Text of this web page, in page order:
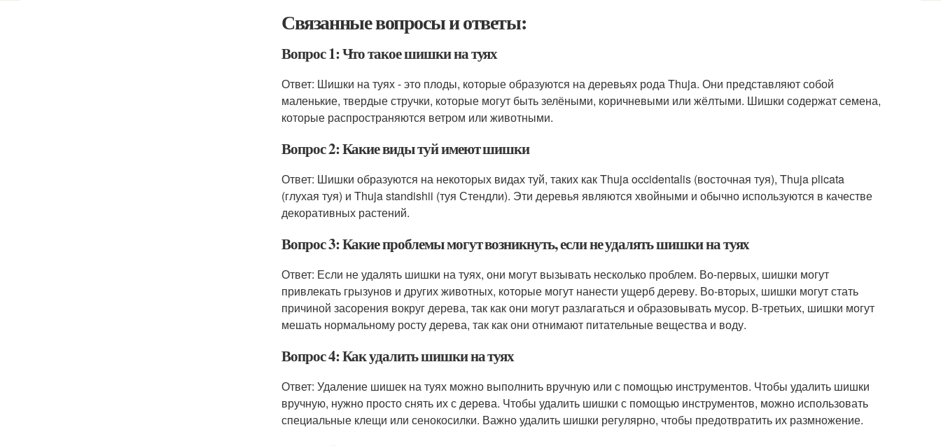
Связанные вопросы и ответы:
Вопрос 1: Что такое шишки на туях
Ответ: Шишки на туях - это плоды, которые образуются на деревьях рода Thuja. Они представляют собой
маленькие, твердые стручки, которые могут быть зелёными, коричневыми или жёлтыми. Шишки содержат семена,
которые распространяются ветром или животными.
Вопрос 2: Какие виды туй имеют шишки
Ответ: Шишки образуются на некоторых видах туй, таких как Thuja occidentalis (восточная туя), Thuja plicata
(глухая туя) и Thuja standishii (туя Стендли). Эти деревья являются хвойными и обычно используются в качестве
декоративных растений.
Вопрос 3: Какие проблемы могут возникнуть, если не удалять шишки на туях
Ответ: Если не удалять шишки на туях, они могут вызывать несколько проблем. Во-первых, шишки могут
привлекать грызунов и других животных, которые могут нанести ущерб дереву. Во-вторых, шишки могут стать
причиной засорения вокруг дерева, так как они могут разлагаться и образовывать мусор. В-третьих, шишки могут
мешать нормальному росту дерева, так как они отнимают питательные вещества и воду.
Вопрос 4: Как удалить шишки на туях
Ответ: Удаление шишек на туях можно выполнить вручную или с помощью инструментов. Чтобы удалить шишки
вручную, нужно просто снять их с дерева. Чтобы удалить шишки с помощью инструментов, можно использовать
специальные клещи или сенокосилки. Важно удалить шишки регулярно, чтобы предотвратить их размножение.